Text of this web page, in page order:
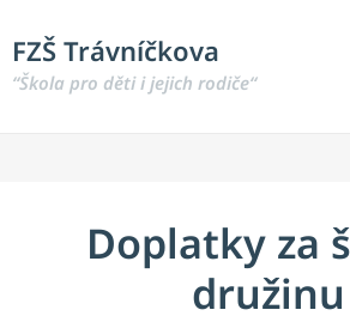
FZŠ Trávníčkova
“Škola pro děti i jejich rodiče“
Doplatky za
družinu